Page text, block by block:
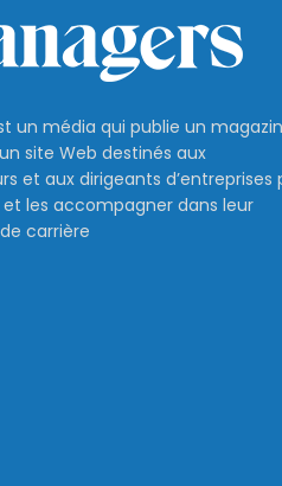
un média qui publie un
site Web destinés aux
et aux dirigeants d’entreprises
les accompagner dans leur
carrière